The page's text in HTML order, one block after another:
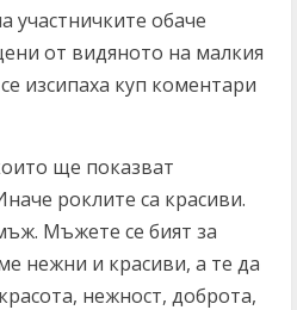
участничките обаче
от видяното на малкия
изсипаха куп коментари
ще показват
роклите са красиви.
Мъжете се бият за
нежни и красиви, а те да
нежност, доброта,